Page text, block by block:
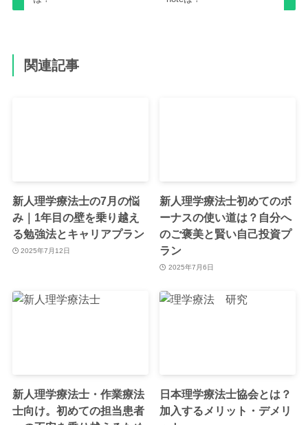
関連記事
新人理学療法士の7月の悩
み｜1年目の壁を乗り越え
る勉強法とキャリアプラン
2025年7月12日
新人理学療法士初めてのボ
ーナスの使い道は？自分へ
のご褒美と賢い自己投資プ
ラン
2025年7月6日
新人理学療法士・作業療法
士向け。初めての担当患者
日本理学療法士協会とは？
加入するメリット・デメリ